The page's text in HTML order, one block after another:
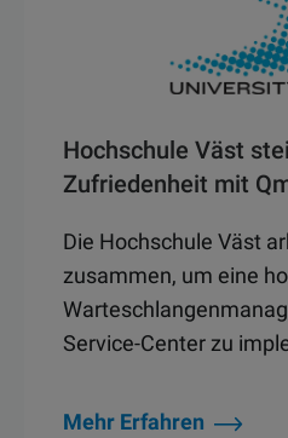
Hochschule Väst
Zufriedenheit mit
Die Hochschule Väst
zusammen, um eine
Service-Center zu
Mehr Erfahren